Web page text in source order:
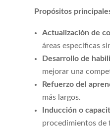
Propósitos
Actualización de
áreas específicas
Desarrollo de
mejorar una
Refuerzo del
más largos.
Inducción o
procedimientos de